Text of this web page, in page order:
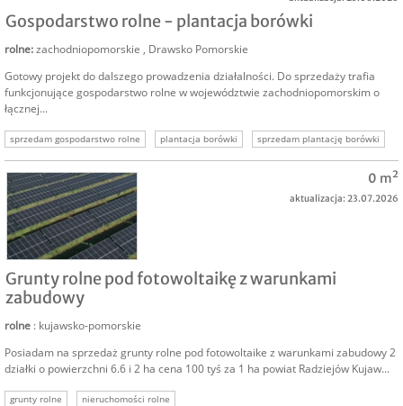
Gospodarstwo rolne - plantacja borówki
rolne:zachodniopomorskie , Drawsko Pomorskie
Gotowy projekt do dalszego prowadzenia działalności. Do sprzedaży trafia
funkcjonujące gospodarstwo rolne w województwie zachodniopomorskim o
łącznej...
sprzedam gospodarstwo rolne plantacja borówki
sprzedam plantację borówki
oferta sprzeadży gospodarstwa
nieruchomości rolne
nieruchomości rolnictwo
nieruchomości komercyjne
Grunty rolne pod fotowoltaikę z warunkami
zabudowy
rolne : kujawsko-pomorskie
Posiadam na sprzedaż grunty rolne pod fotowoltaike z warunkami zabudowy 2
działki o powierzchni 6.6 i 2 ha cena 100 tyś za 1 ha powiat Radziejów Kujaw...
grunty rolne nieruchomości rolne
0 m²
aktualizacja: 23.07.2026